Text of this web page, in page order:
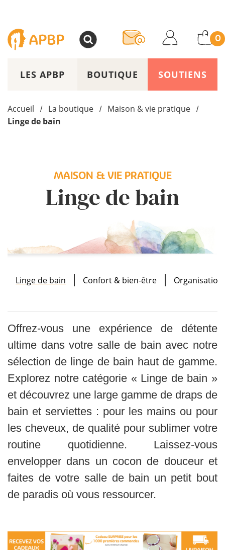
0
LES APBP BOUTIQUE SOUTIENS
Accueil / La boutique / Maison & vie pratique /
Linge de bain
MAISON & VIE PRATIQUE
Linge de bain
Linge de bain Confort & bien-être
Offrez-vous une expérience de détente
ultime dans votre salle de bain avec notre
sélection de linge de bain haut de gamme.
Explorez notre catégorie « Linge de bain »
et découvrez une large gamme de draps de
bain et serviettes : pour les mains ou pour
les cheveux, de qualité pour sublimer votre
routine quotidienne. Laissez-vous
envelopper dans un cocon de douceur et
faites de votre salle de bain un petit bout
de paradis où vous ressourcer.